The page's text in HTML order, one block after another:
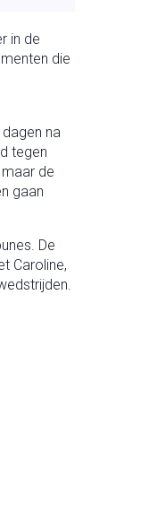
in de
die
na
tegen
de
gaan
De
Caroline,